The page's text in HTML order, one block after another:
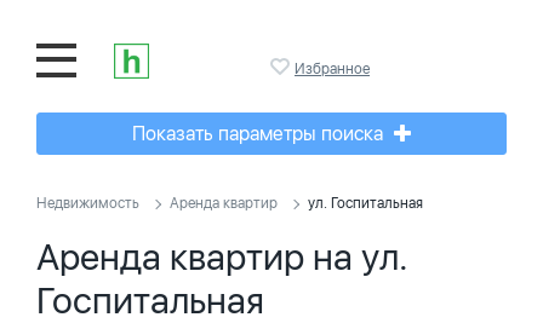
Избранное
Показать параметры поиска
Недвижимость Аренда квартир ул. Госпитальная
Аренда квартир на ул.
Госпитальная